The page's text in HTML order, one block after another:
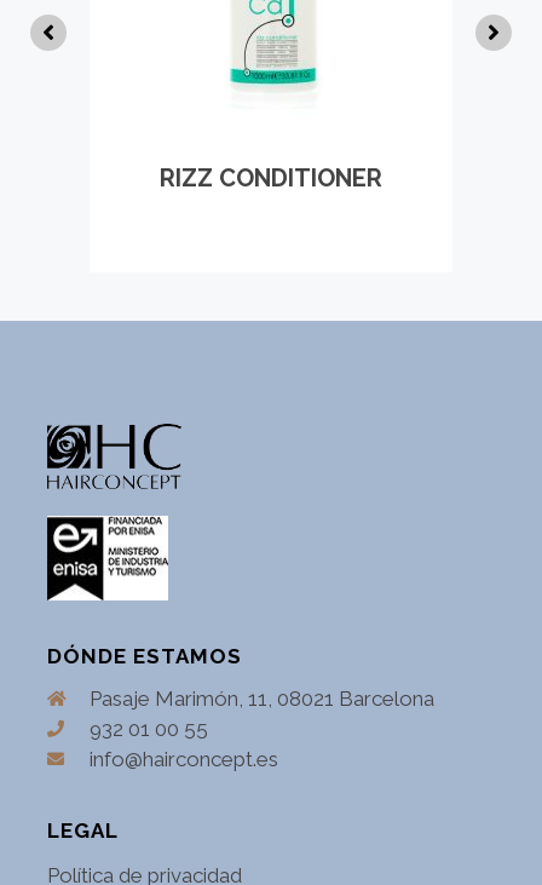
RIZZ CONDITIONER
DÓNDE ESTAMOS
Pasaje Marimón, 11, 08021 Barcelona
932 01 00 55
info@hairconcept.es
LEGAL
Política de privacidad